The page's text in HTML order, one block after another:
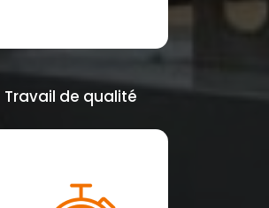
Travail de qualité